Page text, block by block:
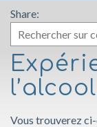
Share:
Vous trouverez